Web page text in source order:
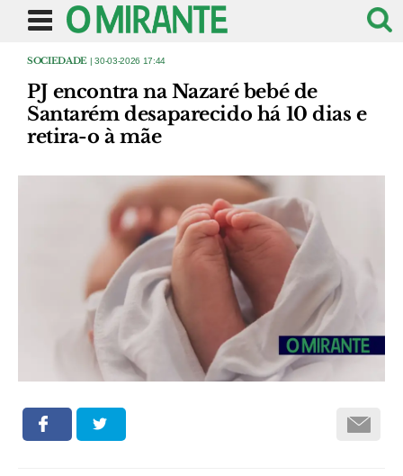
SOCIEDADE | 30-03-2026 17:44
PJ encontra na Nazaré bebé de
Santarém desaparecido há 10 dias e
retira-o à mãe